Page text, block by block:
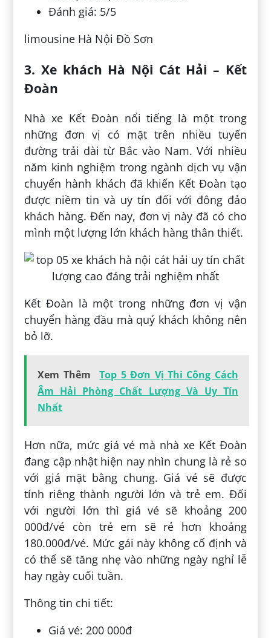
Đánh giá: 5/5
limousine Hà Nội Đồ Sơn
3. Xe khách Hà Nội Cát Hải – Kết
Đoàn
Nhà xe Kết Đoàn nổi tiếng là một trong
những đơn vị có mặt trên nhiều tuyến
đường trải dài từ Bắc vào Nam. Với nhiều
năm kinh nghiệm trong ngành dịch vụ vận
chuyển hành khách đã khiến Kết Đoàn tạo
được niềm tin và uy tín đối với đông đảo
khách hàng. Đến nay, đơn vị này đã có cho
mình một lượng lớn khách hàng thân thiết.
Kết Đoàn là một trong những đơn vị vận
chuyển hàng đầu mà quý khách không nên
bỏ lỡ.
Xem Thêm
Top 5 Đơn Vị Thi Công Cách
Âm Hải Phòng Chất Lượng Và Uy Tín
Nhất
Hơn nữa, mức giá vé mà nhà xe Kết Đoàn
đang cập nhật hiện nay nhìn chung là rẻ so
với giá mặt bằng chung. Giá vé sẽ được
tính riêng thành người lớn và trẻ em. Đối
với người lớn thì giá vé sẽ khoảng 200
000đ/vé còn trẻ em sẽ rẻ hơn khoảng
180.000đ/vé. Mức gái này không cố định và
có thể sẽ tăng nhẹ vào những ngày nghỉ lễ
hay ngày cuối tuần.
Thông tin chi tiết:
Giá vé: 200 000đ